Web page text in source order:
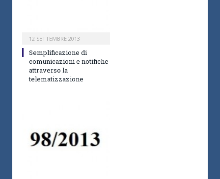
12 SETTEMBRE 2013
Semplificazione di
comunicazioni e notifiche
attraverso la
telematizzazione